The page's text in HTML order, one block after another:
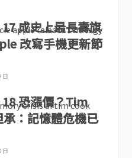
成史上最長壽旗
改寫手機更新節
日
恐漲價？Tim
：記憶體危機已
日